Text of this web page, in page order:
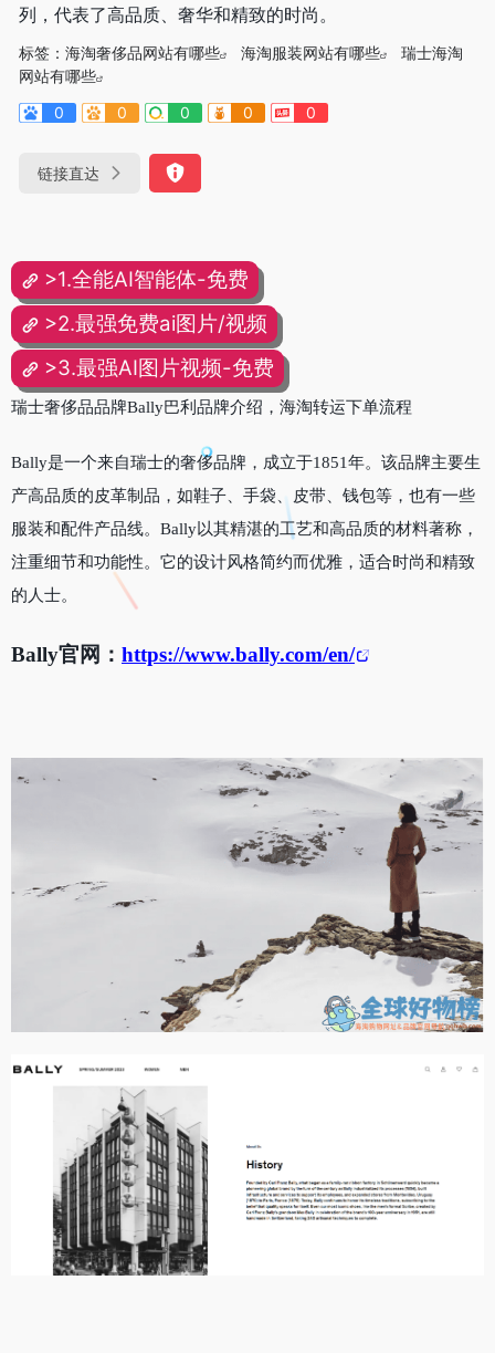
列，代表了高品质、奢华和精致的时尚。
标签： 海淘奢侈品网站有哪些 海淘服装网站有哪些
瑞士海淘
网站有哪些
0
0 0 0 0
链接直达
>1.全能AI智能体-免费
>2.最强免费ai图片/视频
>3.最强AI图片视频-免费
瑞士奢侈品品牌Bally巴利品牌介绍，海淘转运下单流程
Bally是一个来自瑞士的奢侈品牌，成立于1851年。该品牌主要生
产高品质的皮革制品，如鞋子、手袋、皮带、钱包等，也有一些
服装和配件产品线。Bally以其精湛的工艺和高品质的材料著称，
注重细节和功能性。它的设计风格简约而优雅，适合时尚和精致
的人士。
Bally官网： https://www.bally.com/en/